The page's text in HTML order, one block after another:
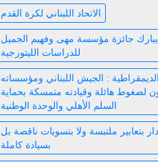
الاتحاد اللبناني لكرة القدم
جائزة مؤسسة مهى وفهيم الجميل
للدراسات الليتورجية
الديمقراطية : الجيش اللبناني ومؤسساته
لضغوط هائلة وقيادته متمسكة بحماية
السلم الأهلي والوحدة الوطنية
بتعابير ملتبسة ولا بتسويات ناقصة بل
بسيادة كاملة